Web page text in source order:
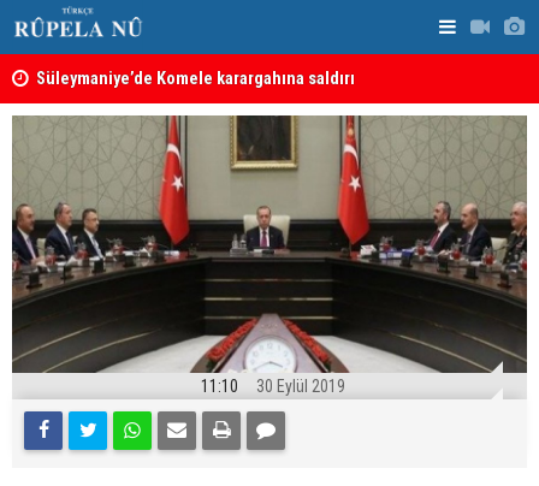
Süleymaniye’de Komele karargahına saldırı
sonuçlar
11:10 30 Eylül 2019